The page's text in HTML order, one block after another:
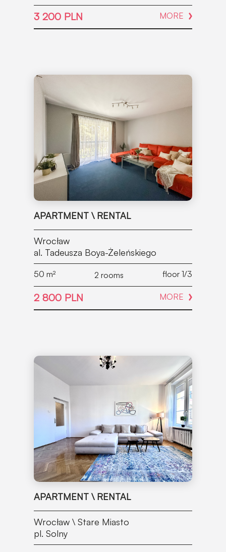
3 200 PLN MORE
APARTMENT \ RENTAL
Wrocław
al. Tadeusza Boya-Żeleńskiego
50 m² 2 rooms floor 1/3
2 800 PLN MORE
APARTMENT \ RENTAL
Wrocław \ Stare Miasto
pl. Solny